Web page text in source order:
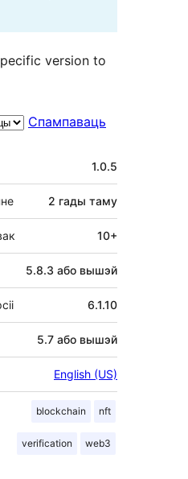
version to
Спампаваць
1.0.5
2 гады таму
10+
5.8.3 або вышэй
6.1.10
5.7 або вышэй
English (US)
blockchain nft
verification web3